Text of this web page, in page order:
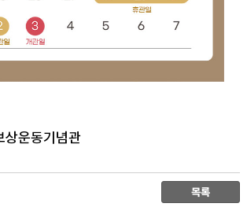
동기념관